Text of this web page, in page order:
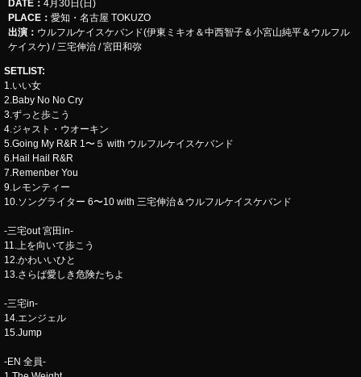
DATE： 4月30日(日)
PLACE： 愛知・名古屋 TOKUZO
出演： ウルフルケイスケバンド(伊東ミキオ＆中西智子＆小宮山純平＆ウルフル
ケイスケ) / 三宅伸治 / 宮田和弥
SETLIST:
1.いい女
2.Baby No No Cry
3.ずっと歩こう
4.ジャスト・ウオーキン
5.Going My R&R 1〜５ with ウルフルケイスケバンド
6.Hail Hail R&R
7.Remenber You
9.レモンティー
10.ソングライター 6〜10 with 三宅伸治＆ウルフルケイスケバンド
-三宅out 宮田in-
11.上を向いて歩こう
12.かわいいひと
13.さらば愛しき危険たちよ
-三宅in-
14.エンジェル
15.Jump
-EN 全員-